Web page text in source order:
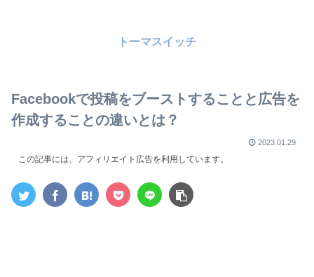
トーマスイッチ
Facebookで投稿をブーストすることと広告を
作成することの違いとは？
2023.01.29
この記事には、アフィリエイト広告を利用しています。